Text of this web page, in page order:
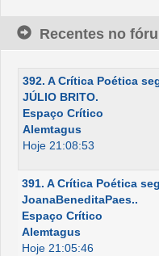
Recentes no
392. A Crítica Poética
JÚLIO BRITO.
Espaço Crítico
Alemtagus
Hoje 21:08:53
391. A Crítica Poética
JoanaBeneditaPaes..
Espaço Crítico
Alemtagus
Hoje 21:05:46